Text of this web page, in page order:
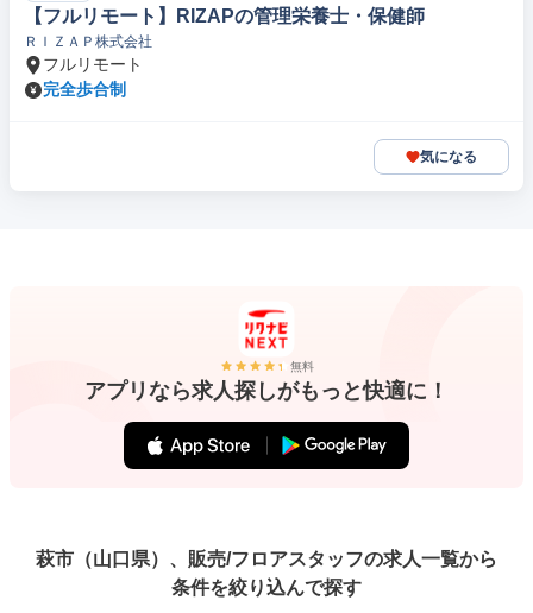
【フルリモート】RIZAPの管理栄養士・保健師
ＲＩＺＡＰ株式会社
フルリモート
完全歩合制
気になる
無料
アプリなら求人探しがもっと快適に！
萩市（山口県）、販売/フロアスタッフの求人一覧から
条件を絞り込んで探す